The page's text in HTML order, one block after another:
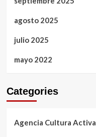
agosto 2025
julio 2025
mayo 2022
Categories
Agencia Cultura Activa